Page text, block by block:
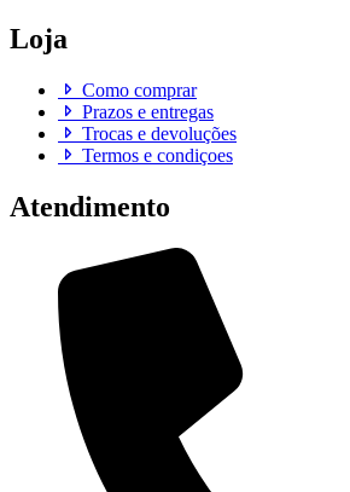
Loja
Como comprar
Prazos e entregas
Trocas e devoluções
Termos e condiçoes
Atendimento